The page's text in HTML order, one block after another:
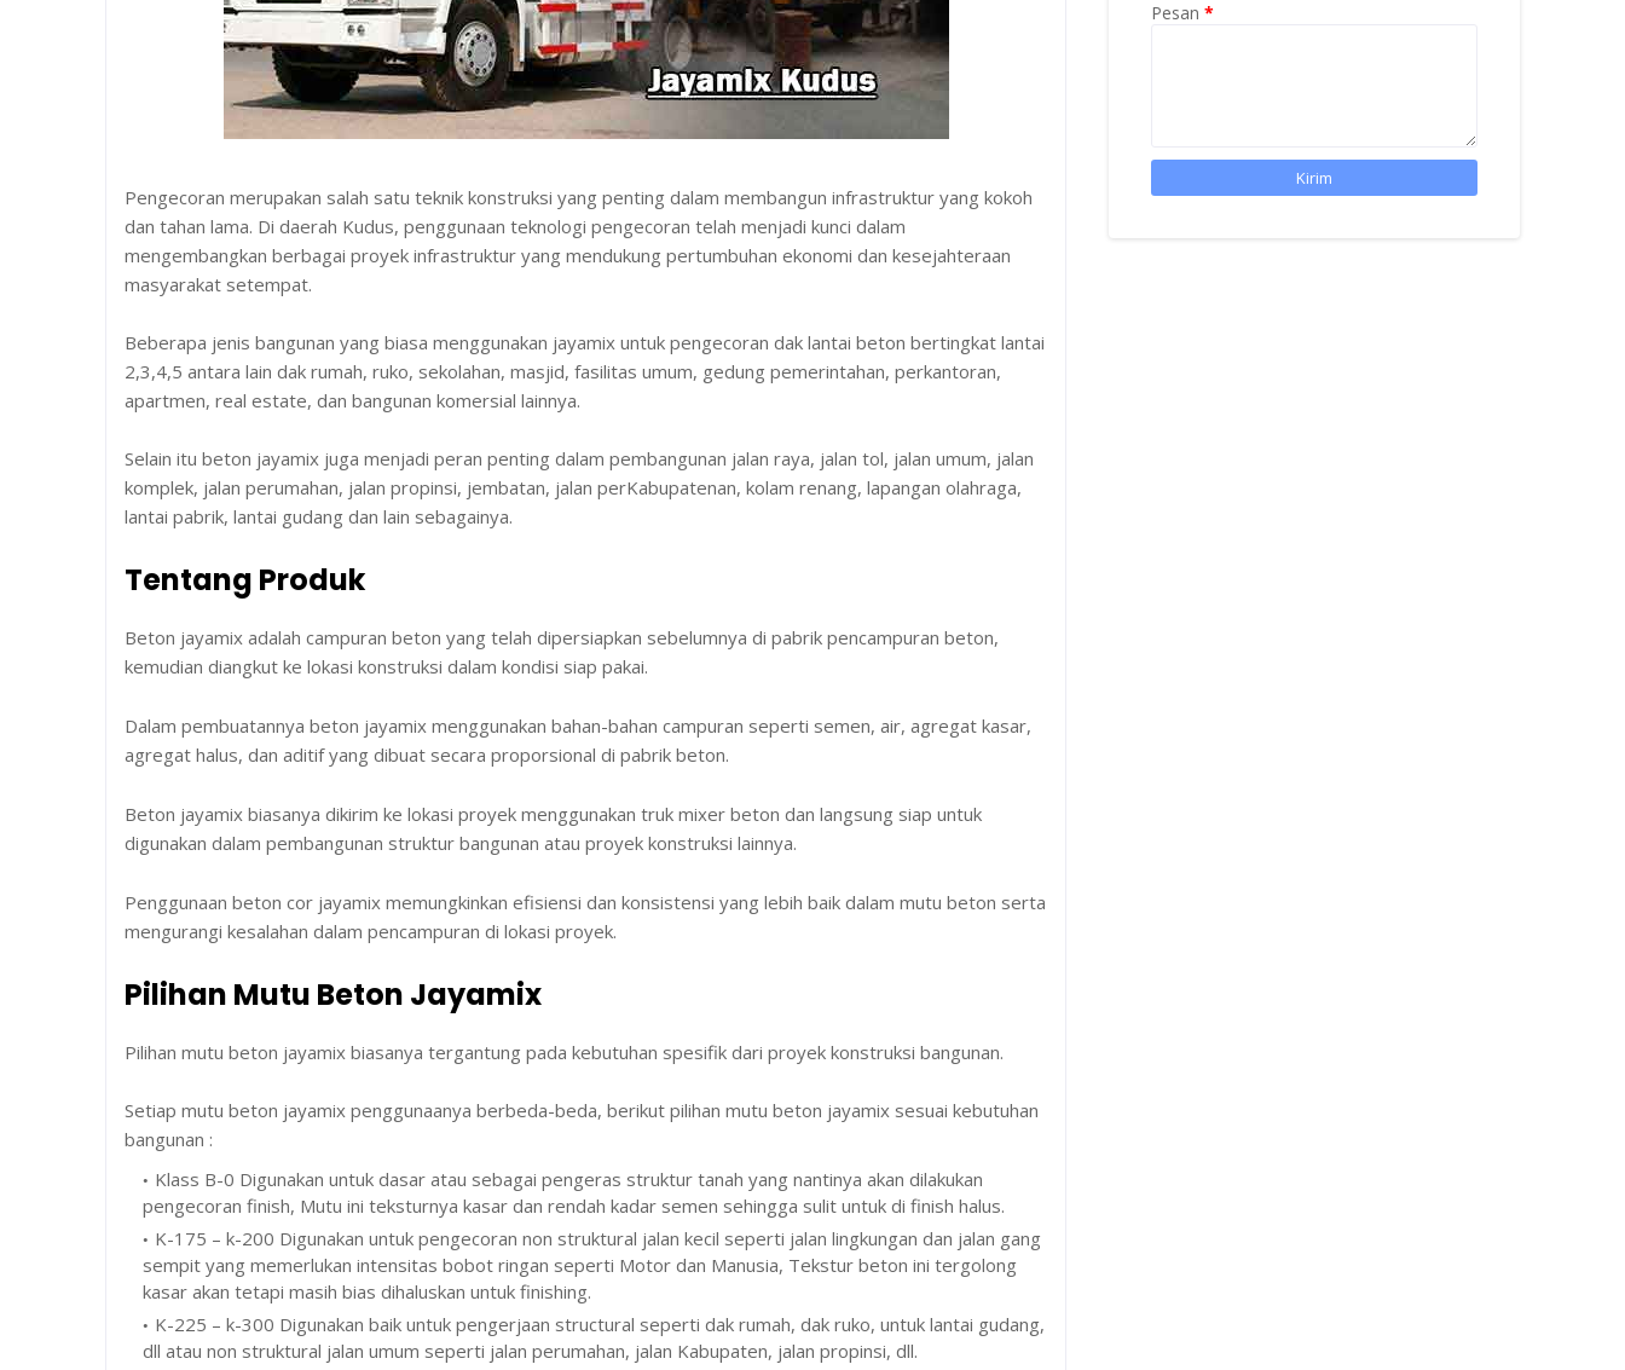
Pengecoran merupakan salah satu teknik konstruksi yang penting dalam membangun infrastruktur yang kokoh
dan tahan lama. Di daerah Kudus, penggunaan teknologi pengecoran telah menjadi kunci dalam
mengembangkan berbagai proyek infrastruktur yang mendukung pertumbuhan ekonomi dan kesejahteraan
masyarakat setempat.
Beberapa jenis bangunan yang biasa menggunakan jayamix untuk pengecoran dak lantai beton bertingkat lantai
2,3,4,5 antara lain dak rumah, ruko, sekolahan, masjid, fasilitas umum, gedung pemerintahan, perkantoran,
apartmen, real estate, dan bangunan komersial lainnya.
Selain itu beton jayamix juga menjadi peran penting dalam pembangunan jalan raya, jalan tol, jalan umum, jalan
komplek, jalan perumahan, jalan propinsi, jembatan, jalan perKabupatenan, kolam renang, lapangan olahraga,
lantai pabrik, lantai gudang dan lain sebagainya.
Tentang Produk
Beton jayamix adalah campuran beton yang telah dipersiapkan sebelumnya di pabrik pencampuran beton,
kemudian diangkut ke lokasi konstruksi dalam kondisi siap pakai.
Dalam pembuatannya beton jayamix menggunakan bahan-bahan campuran seperti semen, air, agregat kasar,
agregat halus, dan aditif yang dibuat secara proporsional di pabrik beton.
Beton jayamix biasanya dikirim ke lokasi proyek menggunakan truk mixer beton dan langsung siap untuk
digunakan dalam pembangunan struktur bangunan atau proyek konstruksi lainnya.
Penggunaan beton cor jayamix memungkinkan efisiensi dan konsistensi yang lebih baik dalam mutu beton serta
mengurangi kesalahan dalam pencampuran di lokasi proyek.
Pilihan Mutu Beton Jayamix
Pilihan mutu beton jayamix biasanya tergantung pada kebutuhan spesifik dari proyek konstruksi bangunan.
Setiap mutu beton jayamix penggunaanya berbeda-beda, berikut pilihan mutu beton jayamix sesuai kebutuhan
bangunan :
Klass B-0 Digunakan untuk dasar atau sebagai pengeras struktur tanah yang nantinya akan dilakukan
pengecoran finish, Mutu ini teksturnya kasar dan rendah kadar semen sehingga sulit untuk di finish halus.
K-175 – k-200 Digunakan untuk pengecoran non struktural jalan kecil seperti jalan lingkungan dan jalan gang
sempit yang memerlukan intensitas bobot ringan seperti Motor dan Manusia, Tekstur beton ini tergolong
kasar akan tetapi masih bias dihaluskan untuk finishing.
K-225 – k-300 Digunakan baik untuk pengerjaan structural seperti dak rumah, dak ruko, untuk lantai gudang,
dll atau non struktural jalan umum seperti jalan perumahan, jalan Kabupaten, jalan propinsi, dll.
Pesan *